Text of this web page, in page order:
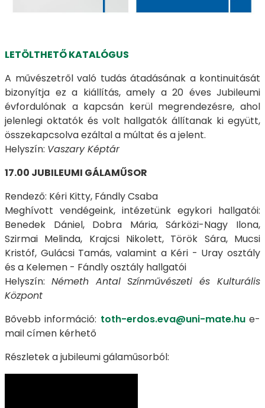
LETÖLTHETŐ KATALÓGUS
A művészetről való tudás átadásának a kontinuitását
bizonyítja ez a kiállítás, amely a 20 éves Jubileumi
évfordulónak a kapcsán kerül megrendezésre, ahol
jelenlegi oktatók és volt hallgatók állítanak ki együtt,
összekapcsolva ezáltal a múltat és a jelent.
Helyszín: Vaszary Képtár
17.00 JUBILEUMI GÁLAMŰSOR
Rendező: Kéri Kitty, Fándly Csaba
Meghívott vendégeink, intézetünk egykori hallgatói:
Benedek Dániel, Dobra Mária, Sárközi-Nagy Ilona,
Szirmai Melinda, Krajcsi Nikolett, Török Sára, Mucsi
Kristóf, Gulácsi Tamás, valamint a Kéri - Uray osztály
és a Kelemen - Fándly osztály hallgatói
Helyszín: Németh Antal Színművészeti és Kulturális
Központ
Bővebb információ: toth-erdos.eva@uni-mate.hue-
mail címen kérhető
Részletek a jubileumi gálaműsorból: